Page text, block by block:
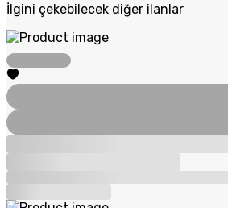
İlgini çekebilecek diğer ilanlar